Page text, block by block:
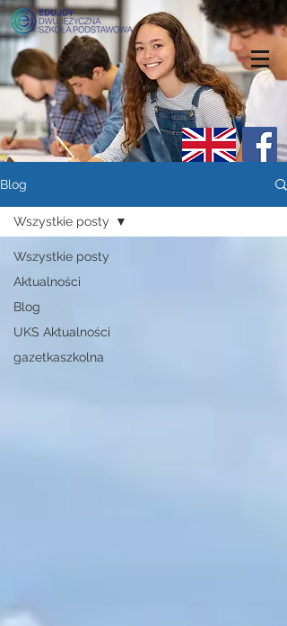
Blog
Wszystkie posty
Aktualności
Blog
UKS Aktualności
gazetkaszkolna
Wszystkie posty